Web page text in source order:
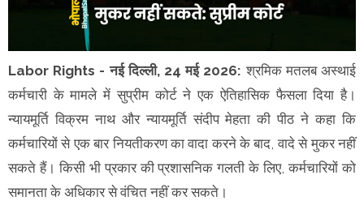
Labor Rights - नई दिल्ली, 24 मई 2026:श्रमिक मतलब अस्थाई
कर्मचारी के मामले में सुप्रीम कोर्ट ने एक ऐतिहासिक फैसला दिया है।
न्यायमूर्ति विक्रम नाथ और न्यायमूर्ति संदीप मेहता की पीठ ने कहा कि
कर्मचारियों से एक बार नियतीकरण का वादा करने के बाद, वादे से मुकर नहीं
सकते हैं। किसी भी प्रकार की प्रशासनिक गलती के लिए, कर्मचारियों को
समानता के अधिकार से वंचित नहीं कर सकते।